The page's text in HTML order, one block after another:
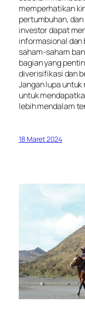
memperhatikan
pertumbuhan,
investor dapat
informasional dan
saham-saham
bagian yang
diverisifikasi dan
Jangan lupa untuk
untuk
lebih mendalam
18 Maret 2024